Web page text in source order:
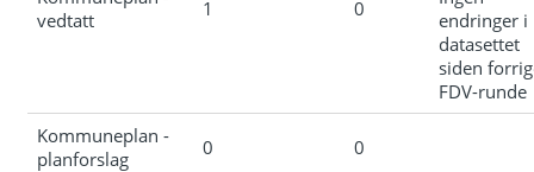
vedtatt
1 0
endringer i
datasettet
siden
FDV-runde
Kommuneplan -
planforslag
0 0